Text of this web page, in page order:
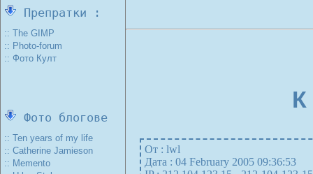
Препратки :
:: The GIMP
:: Photo-forum
:: Фото Култ
Фото блогове
:: Ten years of my life
:: Catherine Jamieson
:: Memento
От : lwl
Дата : 04 February 2005 09:36:53